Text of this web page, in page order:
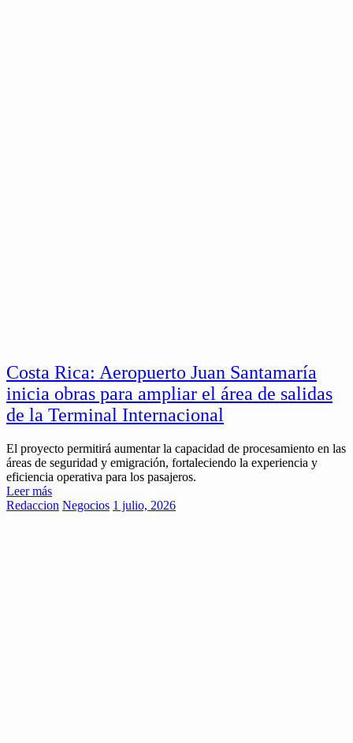
Costa Rica: Aeropuerto Juan Santamaría
inicia obras para ampliar el área de salidas
de la Terminal Internacional
El proyecto permitirá aumentar la capacidad de procesamiento en las
áreas de seguridad y emigración, fortaleciendo la experiencia y
eficiencia operativa para los pasajeros.
Leer más
Redaccion Negocios 1 julio, 2026